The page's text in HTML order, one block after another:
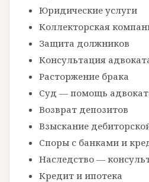
Юридические услуги
Коллекторская
Защита должников
Консультация
Расторжение брака
Суд — помощь
Возврат депозитов
Взыскание
Споры с банками и
Наследство —
Кредит и ипотека